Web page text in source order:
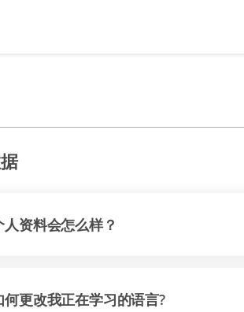
人资料会怎么样？
何更改我正在学习的语言?